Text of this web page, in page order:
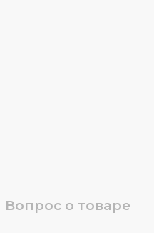
Вопрос о товаре